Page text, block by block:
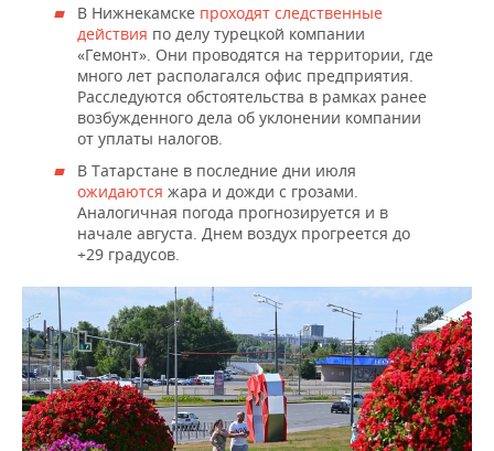
В Нижнекамске проходят следственные
действия по делу турецкой компании
«Гемонт». Они проводятся на территории, где
много лет располагался офис предприятия.
Расследуются обстоятельства в рамках ранее
возбужденного дела об уклонении компании
от уплаты налогов.
В Татарстане в последние дни июля
ожидаются жара и дожди с грозами.
Аналогичная погода прогнозируется и в
начале августа. Днем воздух прогреется до
+29 градусов.